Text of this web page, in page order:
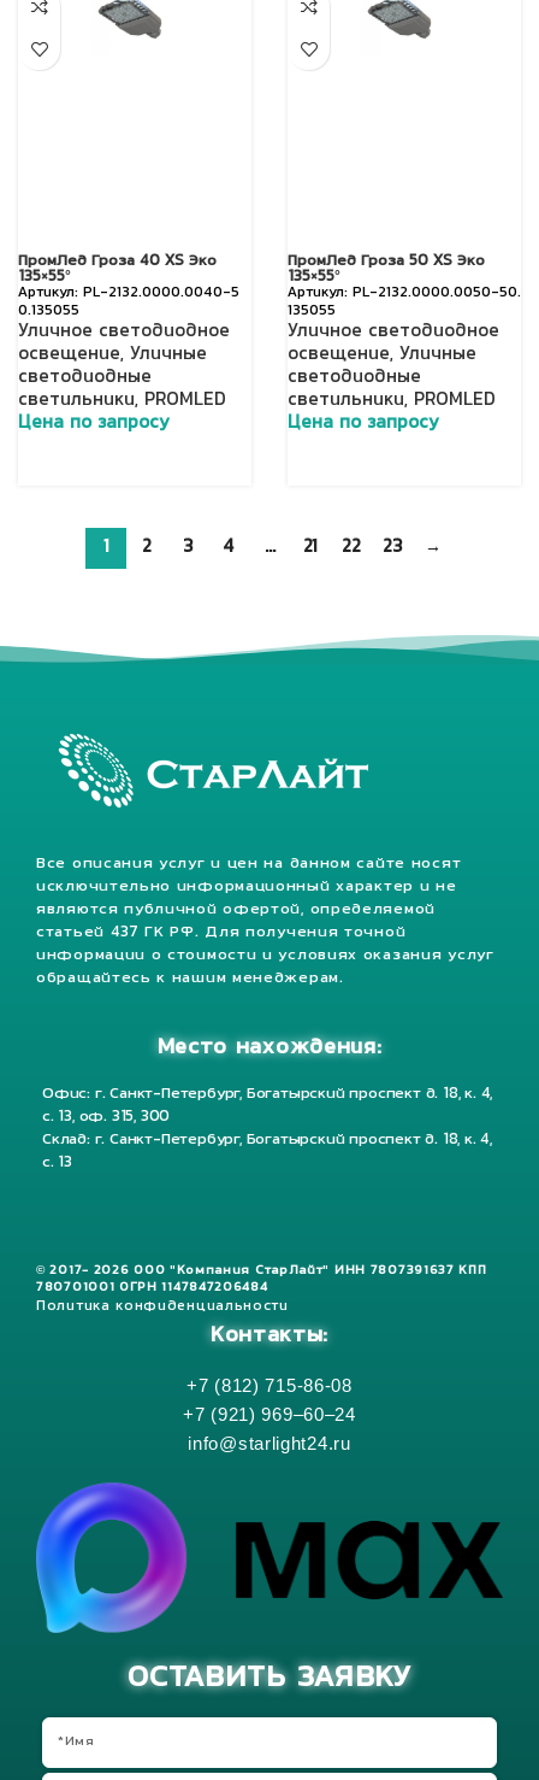
ПромЛед Гроза 40 XS Эко
135×55°
PL-2132.0000.0040-5
0.135055
Уличное светодиодное
освещение, Уличные
светодиодные
светильники, PROMLED
Цена по запросу
ПромЛед Гроза 50 XS Эко
135×55°
PL-2132.0000.0050-50.
135055
Уличное светодиодное
освещение, Уличные
светодиодные
светильники, PROMLED
Цена по запросу
1 2 3 4 … 21 22 23 →
Все описания услуг и цен на данном сайте носят
исключительно информационный характер и не
являются публичной офертой, определяемой
статьей 437 ГК РФ. Для получения точной
информации о стоимости и условиях оказания услуг
обращайтесь к нашим менеджерам.
Место нахождения:
Офис: г. Санкт-Петербург, Богатырский проспект д. 18, к. 4,
с. 13, оф. 315, 300
Склад: г. Санкт-Петербург, Богатырский проспект д. 18, к. 4,
с. 13
© 2017- 2026 ООО "Компания СтарЛайт" ИНН 7807391637 КПП
780701001 ОГРН 1147847206484
Политика конфиденциальности
Контакты:
+7 (812) 715-86-08
+7 (921) 969–60–24
info@starlight24.ru
ОСТАВИТЬ ЗАЯВКУ